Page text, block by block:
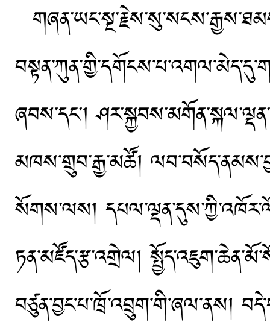
ཞབས་དང༌།
མཁས་གྲུབ་རྒྱ་མཚོ།
སོགས་ལས།
ཏན་མཛོད་རྩ་འགྲེལ།
བཙུན་བྱང་པ་ཁྲོ་འབྲུག་གི་ཞལ་ནས།